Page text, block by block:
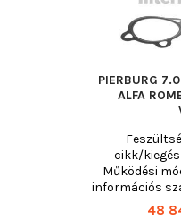
PIERBURG
ALFA
cikk/
Működési
információs
Ár
48